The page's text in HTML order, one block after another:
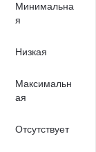
Минимальна
я
Низкая
Максимальн
ая
Отсутствует